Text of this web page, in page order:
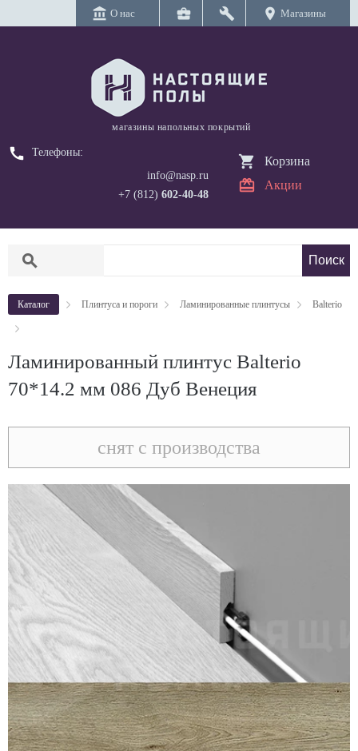
account_balance О нас business_center build location_on Магазины
магазины напольных покрытий
call
Телефоны:
info@nasp.ru
+7 (812) 602-40-48
Корзина
Акции
search
Каталог Плинтуса и пороги Ламинированные плинтусы Balterio
Ламинированный плинтус Balterio
70*14.2 мм 086 Дуб Венеция
снят с производства